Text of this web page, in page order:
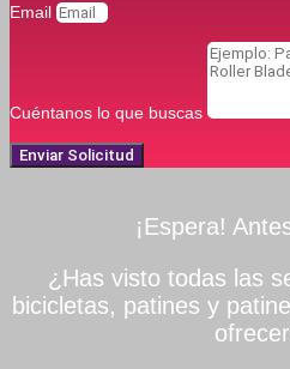
Email
Cuéntanos lo que buscas
Enviar Solicitud
¡Espera!
¿Has visto todas las
bicicletas, patines y